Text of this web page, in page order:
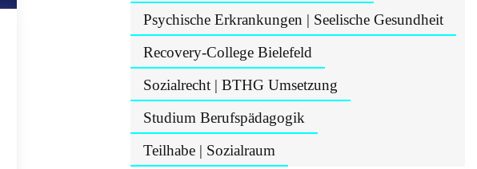
Psychische Erkrankungen | Seelische Gesundheit
Recovery-College Bielefeld
Sozialrecht | BTHG Umsetzung
Studium Berufspädagogik
Teilhabe | Sozialraum